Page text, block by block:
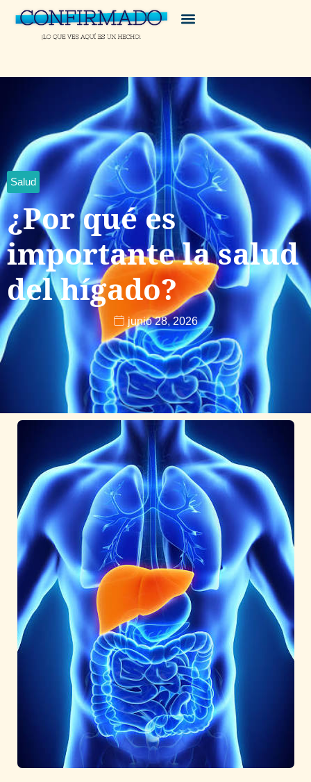
Salud
¿Por qué es
importante la salud
del hígado?
junio 28, 2026